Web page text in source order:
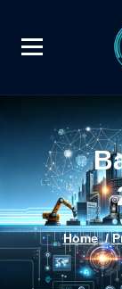
Home/